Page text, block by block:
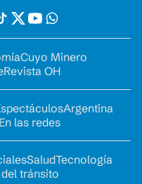
Cuyo Minero
Revista OH
Argentina
las redes
SaludTecnología
tránsito